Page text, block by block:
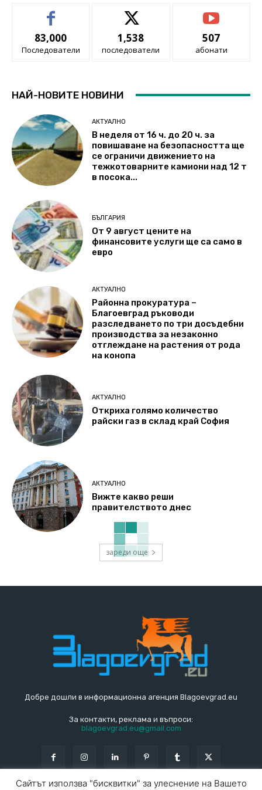
83,000
Последователи
1,538
последователи
507
абонати
НАЙ-НОВИТЕ НОВИНИ
АКТУАЛНО
В неделя от 16 ч. до 20 ч. за
повишаване на безопасността ще
се ограничи движението на
тежкотоварните камиони над 12 т
в посока...
БЪЛГАРИЯ
От 9 август цените на
финансовите услуги ще са само в
евро
АКТУАЛНО
Районна прокуратура –
Благоевград ръководи
разследването по три досъдебни
производства за незаконно
отглеждане на растения от рода
на конопа
АКТУАЛНО
Откриха голямо количество
райски газ в склад край София
АКТУАЛНО
Вижте какво реши
правителството днес
зареди още
Добре дошли в информационна агенция Blagoevgrad.eu
За контакти, реклама и въпроси:
blagoevgrad.eu@gmail.com
Сайтът използва "бисквитки" за улеснение на Вашето